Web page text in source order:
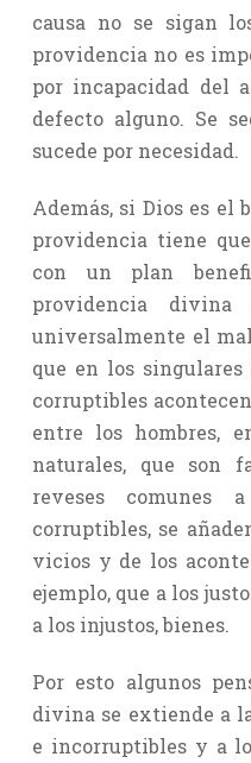
causa no se sigan
providencia no es
por incapacidad del
defecto alguno. Se
sucede por necesidad.
Además, si Dios es el
providencia tiene
con un plan
providencia
universalmente el
que en los singulares
corruptibles
entre los hombres,
naturales, que son
reveses
corruptibles, se
vicios y de los
ejemplo, que a los
a los injustos, bienes.
Por esto algunos
divina se extiende a
e incorruptibles y a